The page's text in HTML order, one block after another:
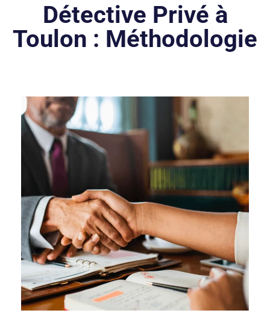
Détective Privé à
Toulon : Méthodologie